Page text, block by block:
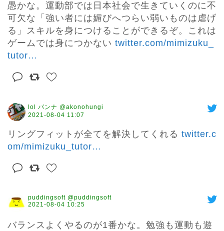
愚かな。運動部では日本社会で生きていくのに不
可欠な「強い者には媚びへつらい弱いものは虐げ
る」スキルを身につけることができるぞ。これは
ゲームでは身につかない twitter.com/mimizuku_
tutor…
lol パンナ @akonohungi
2021-08-04 11:07
リングフィットが全てを解決してくれる twitter.c
om/mimizuku_tutor…
puddingsoft @puddingsoft
2021-08-04 10:25
バランスよくやるのが1番かな。勉強も運動も遊